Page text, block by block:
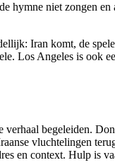
hymne niet
Iran komt, de
Los Angeles is ook
begeleiden.
vluchtelingen
en context. Hulp is